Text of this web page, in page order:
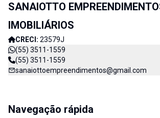
SANAIOTTO
IMOBILIÁRIOS
CRECI: 23579J
(55) 3511-1559
(55) 3511-1559
sanaiottoempreendimentos@gmail.com
Navegação rápida